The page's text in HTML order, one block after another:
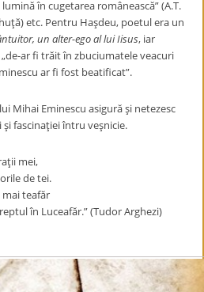
în cugetarea românească” (A.T.
etc. Pentru Haşdeu, poetul era un
un alter-ego al lui Iisus, iar
ar fi trăit în zbuciumatele veacuri
ar fi fost beatificat”.
Mihai Eminescu asigură şi netezesc
fascinaţiei întru veşnicie.
mei,
de tei.
mai teafăr
în Luceafăr.” (Tudor Arghezi)